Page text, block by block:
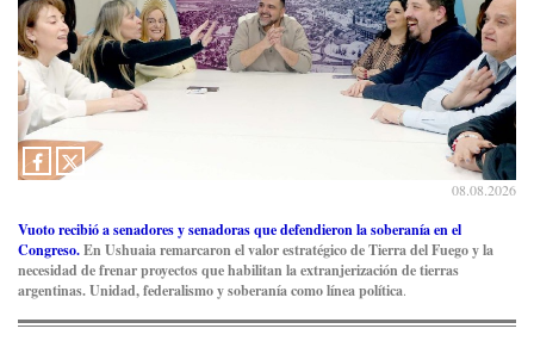
RT@caortega64: A#50AñosDelGolpe, la memoria es
presente y es futuro.https://t.co/uhRcKnCCc5
Ver en X
Consenso Patagónico
@consensopatagon
5d
La crisis en el estrecho de Ormuz: así golpea la guerra con
Irán al petróleo
https://t.co/IInL9uYZvh
https://t.co/ytaelKSfHm
Ver en X
08.08.2026
Vuoto recibió a senadores y senadoras que defendieron la soberanía en el
Congreso.En Ushuaia remarcaron el valor estratégico de Tierra del Fuego y la
necesidad de frenar proyectos que habilitan la extranjerización de tierras
argentinas. Unidad, federalismo y soberanía como línea política.